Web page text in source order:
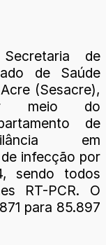
de
de Saúde
(Sesacre),
meio do
de
em
infecção por
sendo todos
RT-PCR. O
para 85.897